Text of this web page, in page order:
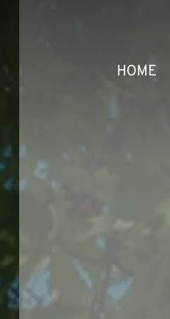
HOME